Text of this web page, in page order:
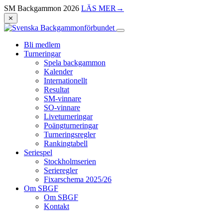
SM Backgammon 2026 LÄS MER →
⨯
Bli medlem
Turneringar
Spela backgammon
Kalender
Internationellt
Resultat
SM-vinnare
SO-vinnare
Liveturneringar
Poängturneringar
Turneringsregler
Rankingtabell
Seriespel
Stockholmserien
Serieregler
Fixarschema 2025/26
Om SBGF
Om SBGF
Kontakt